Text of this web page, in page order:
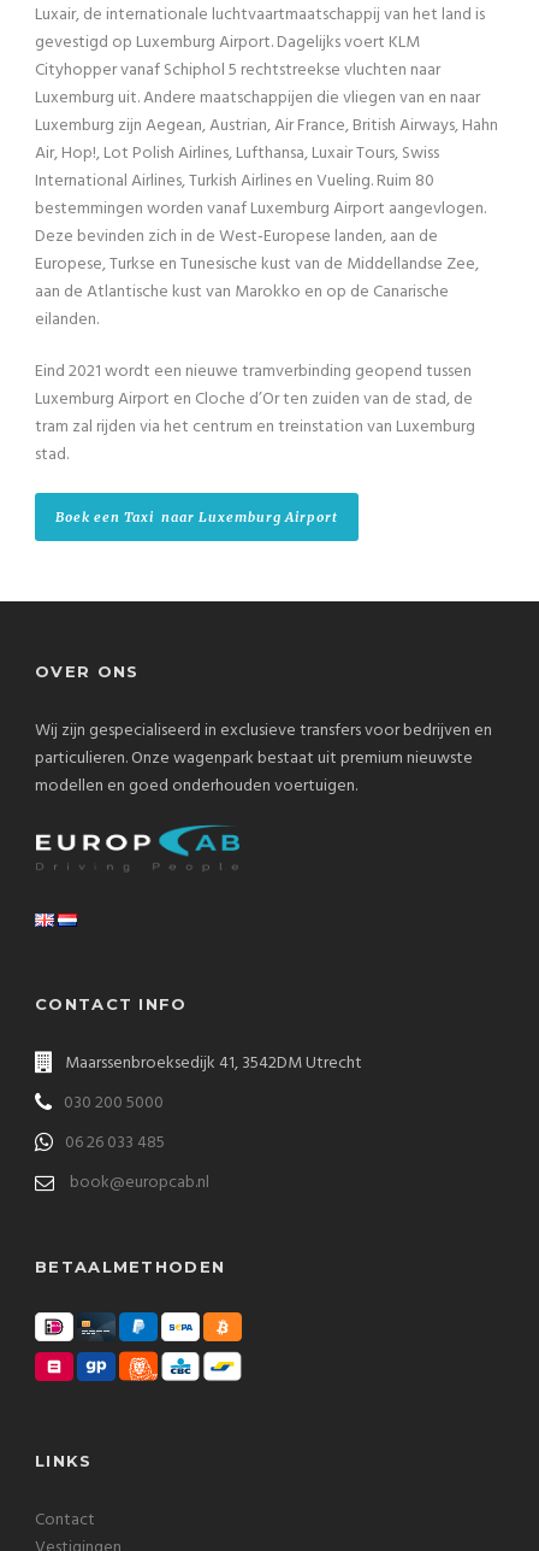
Luxair, de internationale luchtvaartmaatschappij van het land is
gevestigd op Luxemburg Airport. Dagelijks voert KLM
Cityhopper vanaf Schiphol 5 rechtstreekse vluchten naar
Luxemburg uit. Andere maatschappijen die vliegen van en naar
Luxemburg zijn Aegean, Austrian, Air France, British Airways, Hahn
Air, Hop!, Lot Polish Airlines, Lufthansa, Luxair Tours, Swiss
International Airlines, Turkish Airlines en Vueling. Ruim 80
bestemmingen worden vanaf Luxemburg Airport aangevlogen.
Deze bevinden zich in de West-Europese landen, aan de
Europese, Turkse en Tunesische kust van de Middellandse Zee,
aan de Atlantische kust van Marokko en op de Canarische
eilanden.
Eind 2021 wordt een nieuwe tramverbinding geopend tussen
Luxemburg Airport en Cloche d’Or ten zuiden van de stad, de
tram zal rijden via het centrum en treinstation van Luxemburg
stad.
Boek een Taxi naar Luxemburg Airport
OVER ONS
Wij zijn gespecialiseerd in exclusieve transfers voor bedrijven en
particulieren. Onze wagenpark bestaat uit premium nieuwste
modellen en goed onderhouden voertuigen.
CONTACT INFO
Maarssenbroeksedijk 41, 3542DM Utrecht
030 200 5000
06 26 033 485
book@europcab.nl
BETAALMETHODEN
LINKS
Contact